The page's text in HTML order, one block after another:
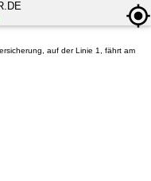
auf der Linie 1, fährt am